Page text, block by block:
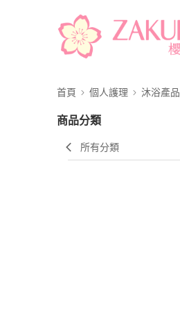
首頁 個人護理 沐浴產品
商品分類
所有分類